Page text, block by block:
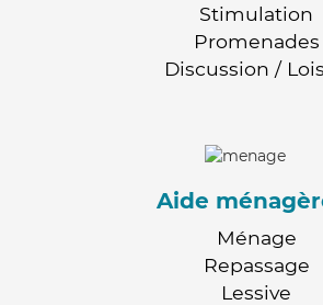
Stimulation
Promenades
Discussion /
Aide
Ménage
Repassage
Lessive